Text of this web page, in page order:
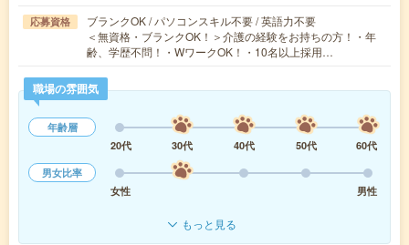
応募資格
ブランクOK / パソコンスキル不要 / 英語力不要
＜無資格・ブランクOK！＞介護の経験をお持ちの方！・年
齢、学歴不問！・WワークOK！・10名以上採用…
職場の雰囲気
年齢層
20代
30代 40代 50代
60代
男女比率
女性
男性
もっと見る